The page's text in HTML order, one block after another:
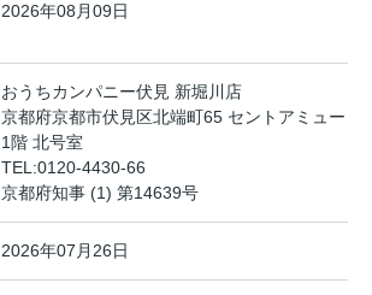
2026年08月09日
おうちカンパニー伏見 新堀川店
京都府京都市伏見区北端町65 セントアミュー
1階 北号室
TEL:0120-4430-66
京都府知事 (1) 第14639号
2026年07月26日